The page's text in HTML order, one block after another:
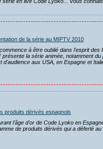
de la série au MIPTV 2010
à être oublié dans l'esprit
présente la série animée, notamment
d'audience aux USA, en Espagne et
produits dérivés espagnols
l'âge d'or de Code Lyoko en
de produits dérivés qui a déferlé